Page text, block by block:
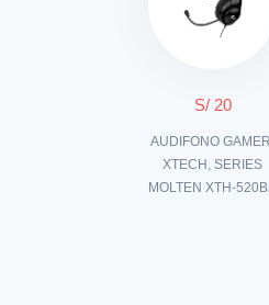
S/ 20
AUDIFONO
XTECH, SERIES
MOLTEN XTH-